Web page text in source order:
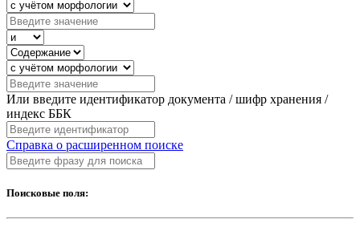
Или введите идентификатор документа / шифр хранения /
индекс ББК
Справка о расширенном поиске
Поисковые поля: